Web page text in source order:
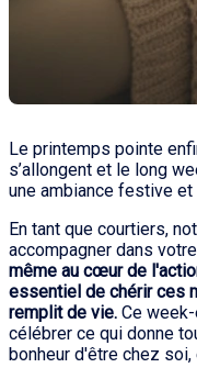
Le printemps pointe
s’allongent et le long
une ambiance festive et
En tant que courtiers,
accompagner dans
même au cœur de
essentiel de chérir ces
remplit de vie. Ce
célébrer ce qui donne
bonheur d'être chez